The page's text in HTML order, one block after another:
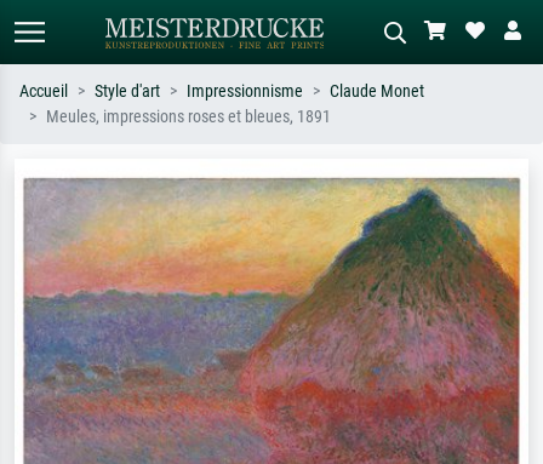
Recherchez par artiste, titre ou style –
ex. Monet, Nuit étoilée,
impressionnisme, vague de Hokusai,
Décrivez la scène – ex. prairie verte,
abstrait avec beaucoup de rouge,
tableau sombre, nu debout près d'un
arbre.
Accueil Style d'art Impressionnisme
Claude Monet
Meules, impressions roses et bleues, 1891